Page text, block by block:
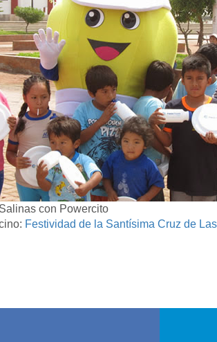
con Powercito
Festividad de la Santísima Cruz de